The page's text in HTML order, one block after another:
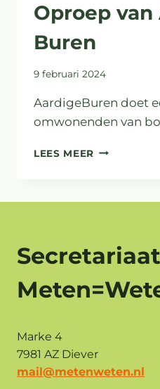
Oproep van
Buren
9 februari 2024
AardigeBuren doet
omwonenden van
LEES MEER OPROEP
Secretariaat
Marke 4
7981 AZ Diever
mail@metenweten.nl